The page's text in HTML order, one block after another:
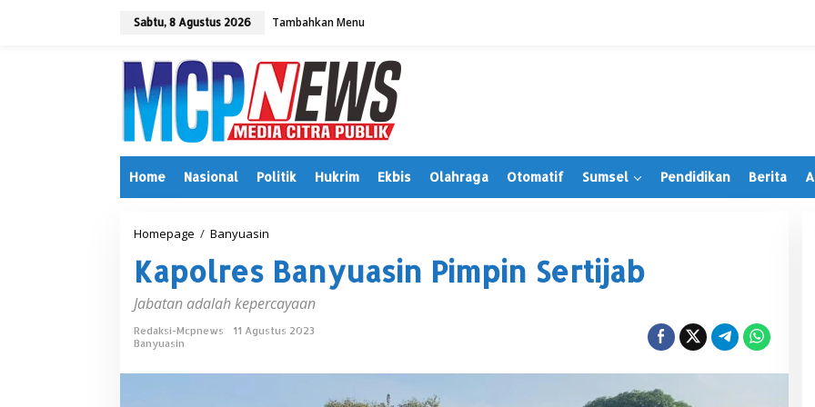
Sabtu, 8 Agustus 2026 Tambahkan Menu
Home Nasional Politik Hukrim Ekbis Olahraga Otomatif Sumsel Pendidikan Berita
Homepage / Banyuasin
p
o
l
e
Kapolres Banyuasin Pimpin Sertijab
Jabatan adalah kepercayaan
Redaksi-Mcpnews
11 Agustus 2023
Banyuasin
Irwansyah Terima PAW, Tegaskan
Tetap Hormati Organisasi Partai
Di Muratara, Politik |